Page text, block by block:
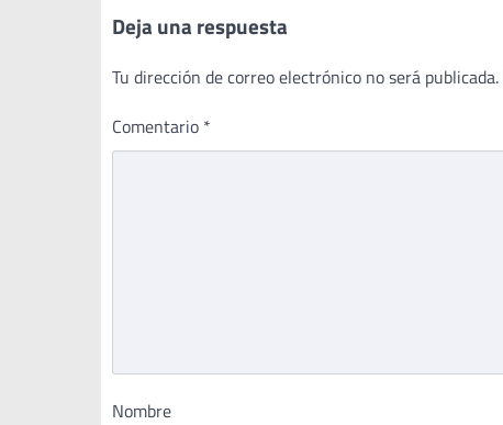
Deja una respuesta
Tu dirección de correo electrónico no será publicada.
Comentario *
Nombre